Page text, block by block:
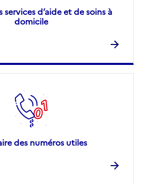
d’aide et de soins à
domicile
des numéros utiles